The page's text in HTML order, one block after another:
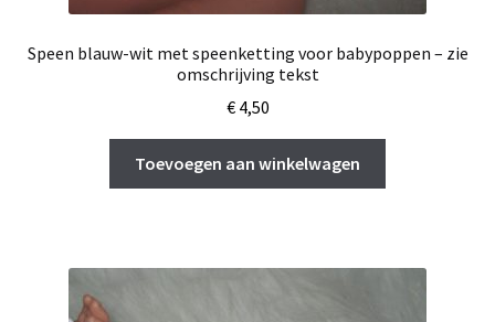
Speen blauw-wit met speenketting voor babypoppen – zie
omschrijving tekst
€4,50
Toevoegen aan winkelwagen